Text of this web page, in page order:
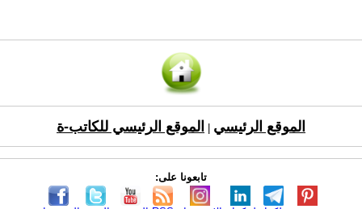
الموقع الرئيسي الموقع الرئيسي للكاتب-ة
تابعونا على: